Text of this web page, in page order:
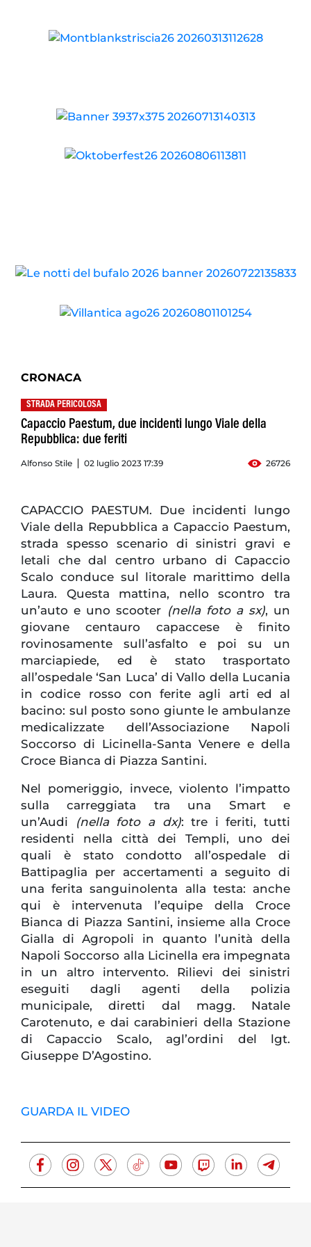
CRONACA
STRADA PERICOLOSA
Capaccio Paestum, due incidenti lungo Viale della
Repubblica: due feriti
Alfonso Stile 02 luglio 2023 17:39 26726
CAPACCIO PAESTUM. Due incidenti lungo
Viale della Repubblica a Capaccio Paestum,
strada spesso scenario di sinistri gravi e
letali che dal centro urbano di Capaccio
Scalo conduce sul litorale marittimo della
Laura. Questa mattina, nello scontro tra
un’auto e uno scooter (nella foto a sx), un
giovane centauro capaccese è finito
rovinosamente sull’asfalto e poi su un
marciapiede, ed è stato trasportato
all’ospedale ‘San Luca’ di Vallo della Lucania
in codice rosso con ferite agli arti ed al
bacino: sul posto sono giunte le ambulanze
medicalizzate dell’Associazione Napoli
Soccorso di Licinella-Santa Venere e della
Croce Bianca di Piazza Santini.
Nel pomeriggio, invece, violento l’impatto
sulla carreggiata tra una Smart e
un’Audi
(nella foto a dx): tre i feriti, tutti
residenti nella città dei Templi, uno dei
quali è stato condotto all’ospedale di
Battipaglia per accertamenti a seguito di
una ferita sanguinolenta alla testa: anche
qui è intervenuta l’equipe della Croce
Bianca di Piazza Santini, insieme alla Croce
Gialla di Agropoli in quanto l’unità della
Napoli Soccorso alla Licinella era impegnata
in un altro intervento. Rilievi dei sinistri
eseguiti dagli agenti della polizia
municipale, diretti dal magg. Natale
Carotenuto, e dai carabinieri della Stazione
di Capaccio Scalo, agl’ordini del lgt.
Giuseppe D’Agostino.
GUARDA IL VIDEO